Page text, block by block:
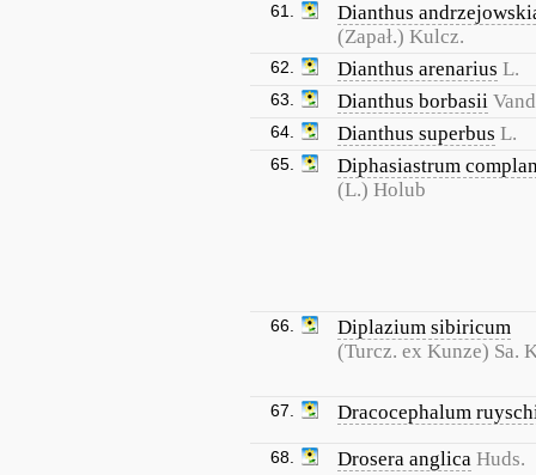
61.
Dianthus
(Zapał.) Kulcz.
62. Dianthus arenarius L.
63. Dianthus borbasii
64. Dianthus superbus L.
65.
Diphasiastrum
(L.) Holub
66.
Diplazium sibiricum
(Turcz. ex Kunze) Sa.
67. Dracocephalum
68. Drosera anglica Huds.